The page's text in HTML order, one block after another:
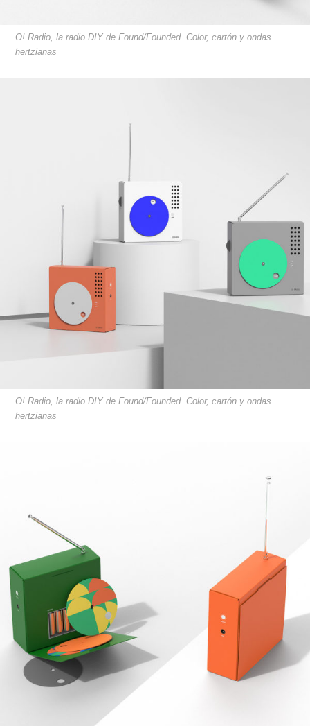
O! Radio, la radio DIY de Found/Founded. Color, cartón y ondas
hertzianas
O! Radio, la radio DIY de Found/Founded. Color, cartón y ondas
hertzianas